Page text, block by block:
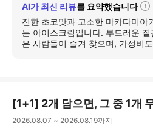
AI가 최신 리뷰를 요약했습니다
자
세
히
보
진한 초코맛과 고소한 마카다미아
는 아이스크림입니다. 부드러운
은 사람들이 즐겨 찾으며, 가성비
[1+1] 2개 담으면, 그 중 1개
2026.08.07 ~ 2026.08.19까지